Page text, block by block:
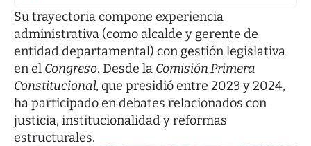
Su trayectoria compone experiencia
administrativa (como alcalde y gerente de
entidad departamental) con gestión legislativa
en el Congreso. Desde la Comisión Primera
Constitucional, que presidió entre 2023 y 2024,
ha participado en debates relacionados con
justicia, institucionalidad y reformas
estructurales.